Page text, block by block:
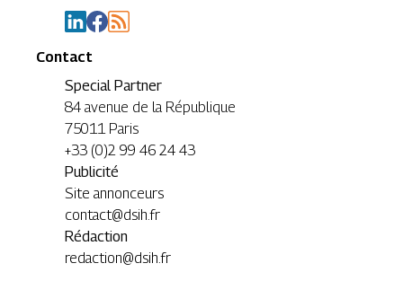
Contact
Special Partner
84 avenue de la République
75011 Paris
+33 (0)2 99 46 24 43
Publicité
Site annonceurs
contact@dsih.fr
Rédaction
redaction@dsih.fr